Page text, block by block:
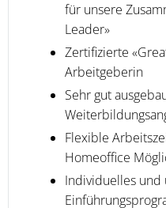
für unsere
Leader»
Zertifizierte
Arbeitgeberin
Sehr gut
Flexible
Homeoffice
Individuelles und